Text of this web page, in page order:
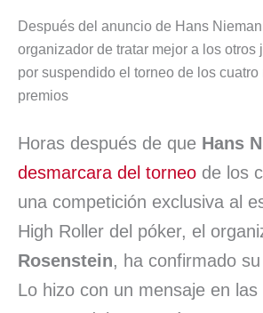
e
b
k
k
n
t
p
i e
Después del anuncio de Hans
organizador de tratar mejor a los otros
por suspendido el torneo de los cuatro
premios
Horas después de que Hans
desmarcara del torneo de los
una competición exclusiva al
High Roller del póker, el
Rosenstein, ha confirmado
Lo hizo con un mensaje en